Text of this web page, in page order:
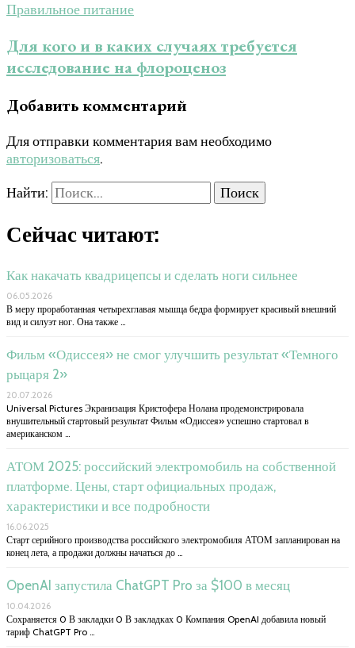
Правильное питание
Для кого и в каких случаях требуется
исследование на флороценоз
Добавить комментарий
Для отправки комментария вам необходимо
авторизоваться.
Найти:
Сейчас читают:
Как накачать квадрицепсы и сделать ноги сильнее
06.05.2026
В меру проработанная четырехглавая мышца бедра формирует красивый внешний
вид и силуэт ног. Она также …
Фильм «Одиссея» не смог улучшить результат «Темного
рыцаря 2»
20.07.2026
Universal Pictures Экранизация Кристофера Нолана продемонстрировала
внушительный стартовый результат Фильм «Одиссея» успешно стартовал в
американском …
АТОМ 2025: российский электромобиль на собственной
платформе. Цены, старт официальных продаж,
характеристики и все подробности
16.06.2025
Старт серийного производства российского электромобиля АТОМ запланирован на
конец лета, а продажи должны начаться до …
OpenAI запустила ChatGPT Pro за $100 в месяц
10.04.2026
Сохраняется 0 В закладки 0 В закладках 0 Компания OpenAI добавила новый
тариф ChatGPT Pro …